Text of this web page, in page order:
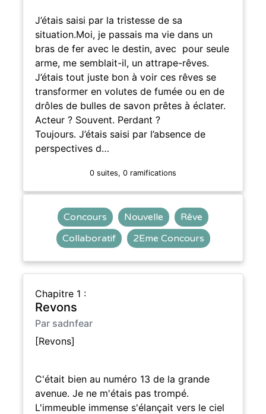
J’étais saisi par la tristesse de sa
situation.Moi, je passais ma vie dans un
bras de fer avec le destin, avec pour seule
arme, me semblait-il, un attrape-rêves.
J’étais tout juste bon à voir ces rêves se
transformer en volutes de fumée ou en de
drôles de bulles de savon prêtes à éclater.
Acteur ? Souvent. Perdant ?
Toujours. J’étais saisi par l’absence de
perspectives d…
0 suites, 0 ramifications
Concours Nouvelle
Rêve
Collaboratif
2Eme Concours
Chapitre 1 :
Revons
Par sadnfear
[Revons]
C'était bien au numéro 13 de la grande
avenue. Je ne m'étais pas trompé.
L'immeuble immense s'élançait vers le ciel